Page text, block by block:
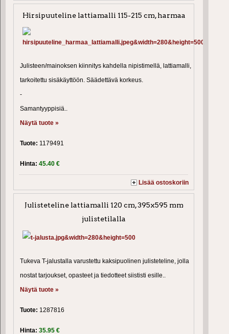
Hirsipuuteline lattiamalli 115-215 cm, harmaa
Julisteen/mainoksen kiinnitys kahdella nipistimellä, lattiamalli,
tarkoitettu sisäkäyttöön. Säädettävä korkeus.
-
Samantyyppisiä..
Näytä tuote »
Tuote: 1179491
Hinta: 45.40 €
Lisää ostoskoriin
Julisteteline lattiamalli 120 cm, 395x595 mm
julistetilalla
Tukeva T-jalustalla varustettu kaksipuolinen julisteteline, jolla
nostat tarjoukset, opasteet ja tiedotteet siististi esille..
Näytä tuote »
Tuote: 1287816
Hinta: 35.95 €